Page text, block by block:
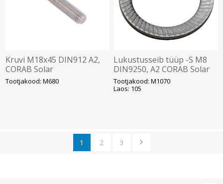
Kruvi M18x45 DIN912 A2,
CORAB Solar
Tootjakood: M680
Lukustusseib tüüp -S M8
DIN9250, A2 CORAB Solar
Tootjakood: M1070
Laos: 105
1 2 3